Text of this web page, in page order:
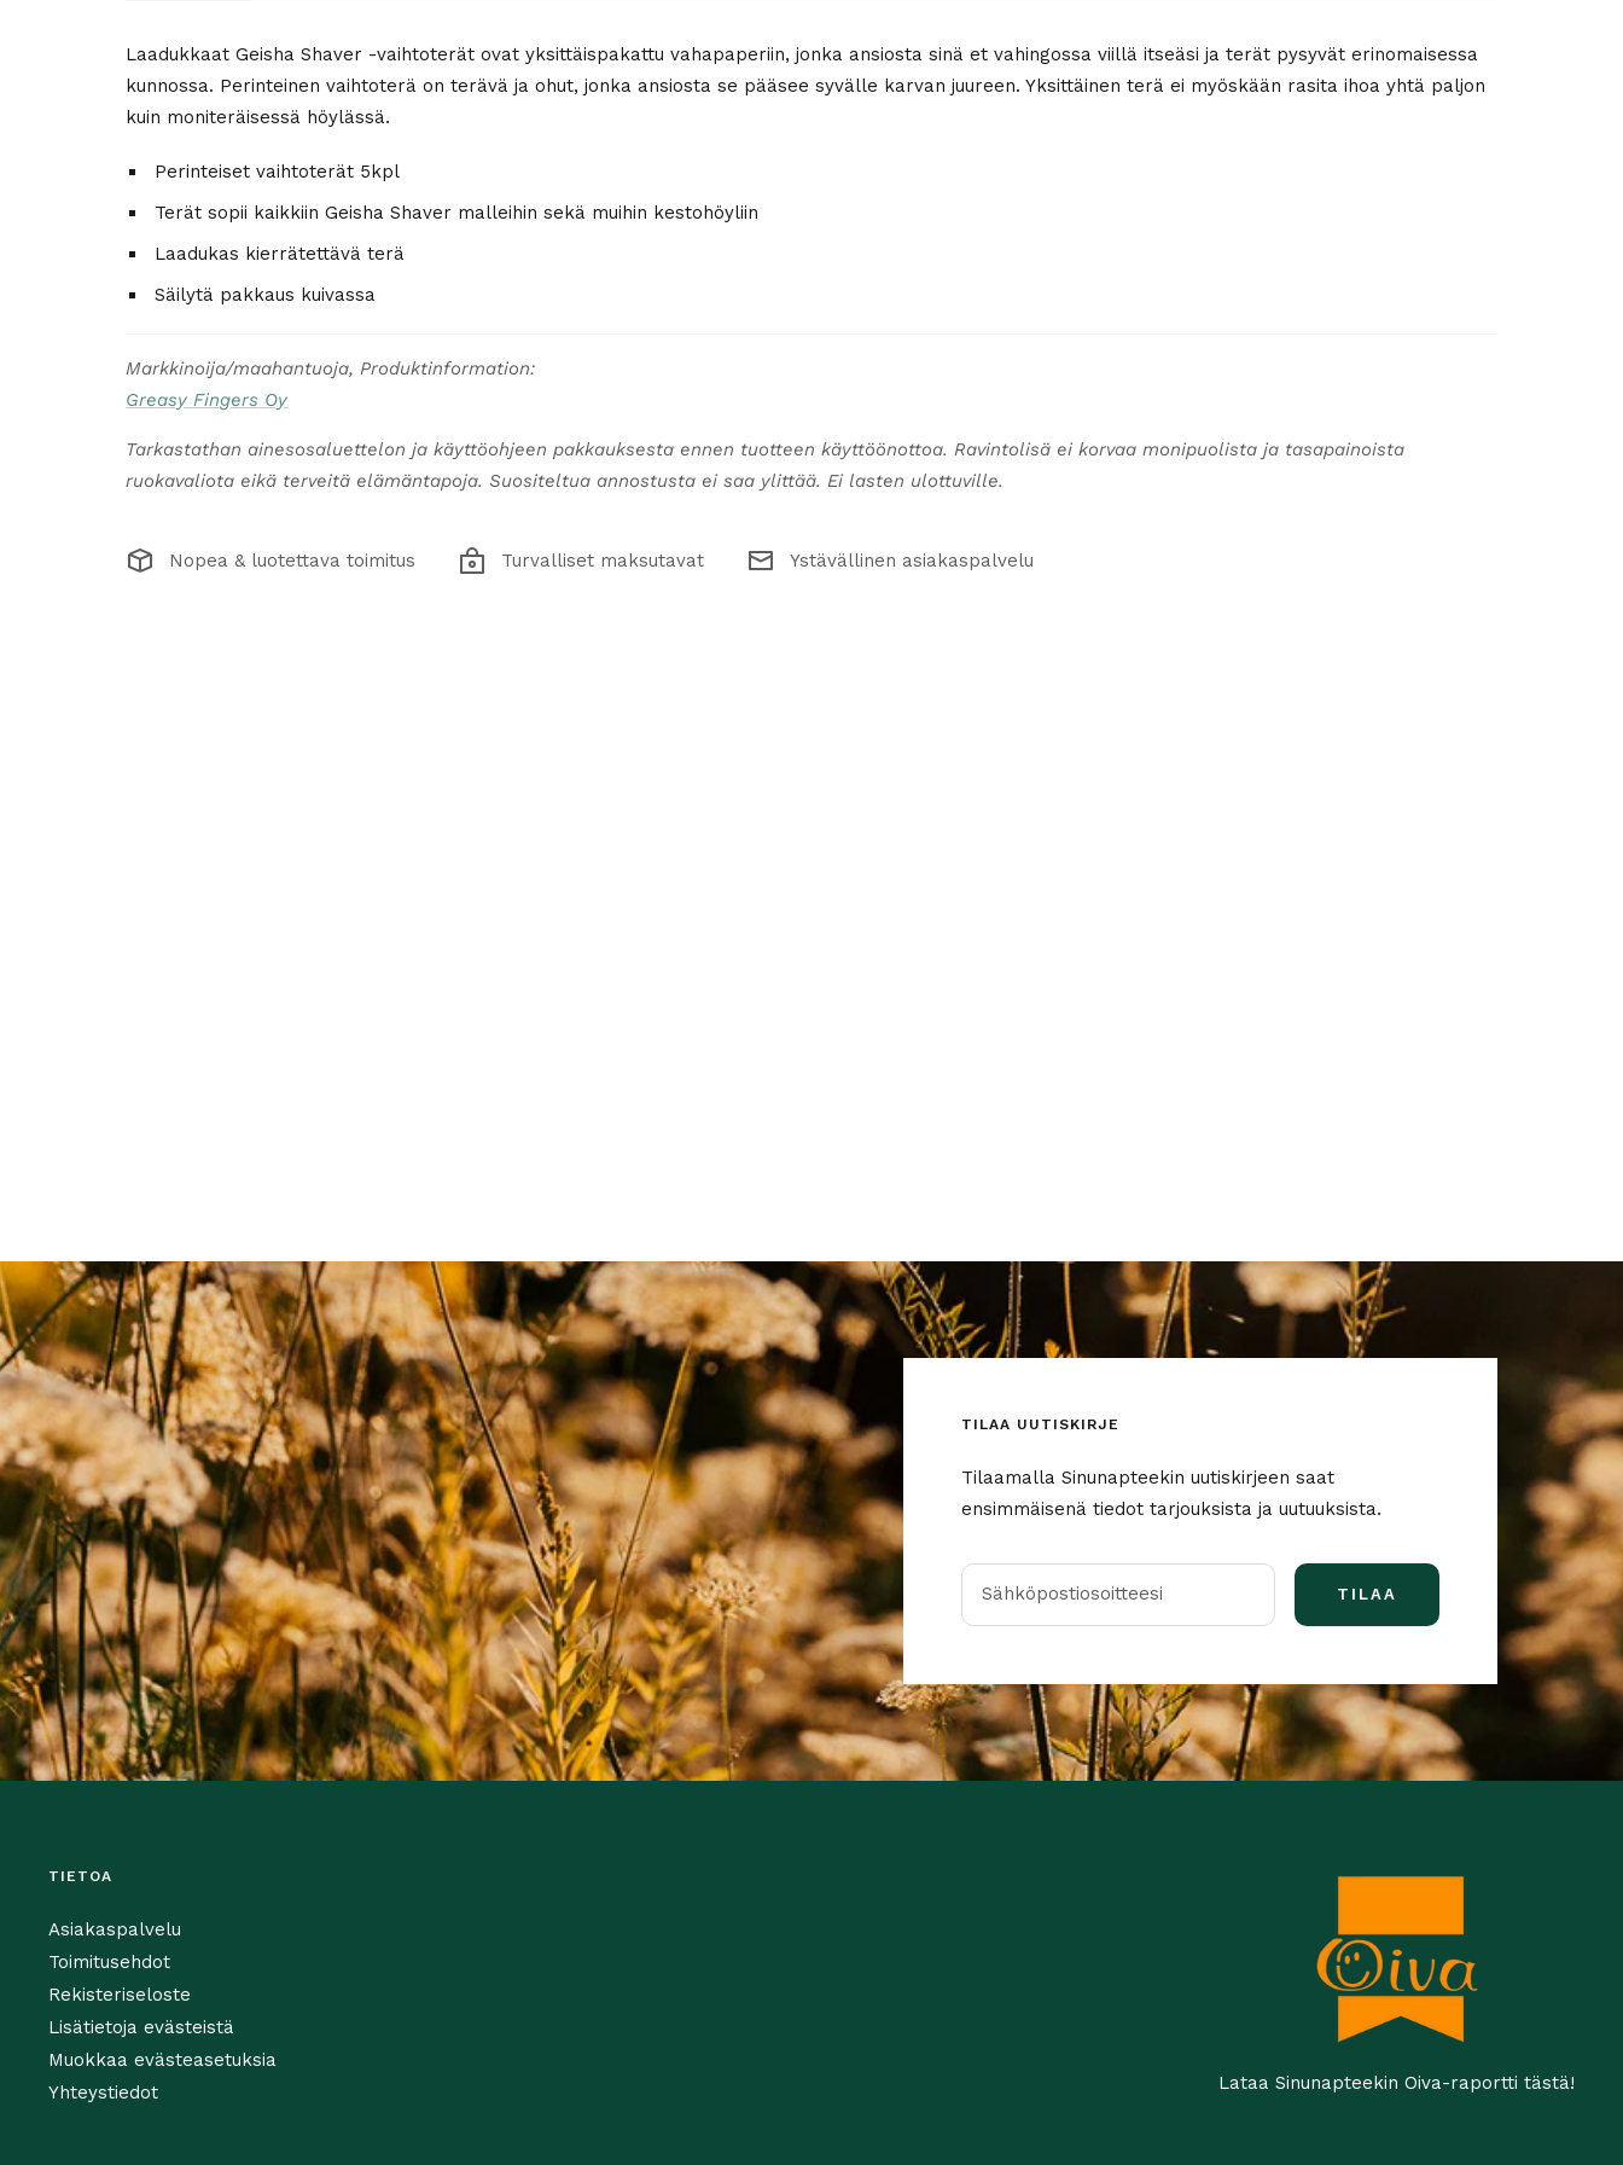
Laadukkaat Geisha Shaver -vaihtoterät ovat yksittäispakattu vahapaperiin, jonka ansiosta sinä et vahingossa viillä itseäsi ja terät pysyvät erinomaisessa
kunnossa. Perinteinen vaihtoterä on terävä ja ohut, jonka ansiosta se pääsee syvälle karvan juureen. Yksittäinen terä ei myöskään rasita ihoa yhtä paljon
kuin moniteräisessä höylässä.
Perinteiset vaihtoterät 5kpl
Terät sopii kaikkiin Geisha Shaver malleihin sekä muihin kestohöyliin
Laadukas kierrätettävä terä
Säilytä pakkaus kuivassa
Markkinoija/maahantuoja, Produktinformation:
Greasy Fingers Oy
Tarkastathan ainesosaluettelon ja käyttöohjeen pakkauksesta ennen tuotteen käyttöönottoa. Ravintolisä ei korvaa monipuolista ja tasapainoista
ruokavaliota eikä terveitä elämäntapoja. Suositeltua annostusta ei saa ylittää. Ei lasten ulottuville.
Nopea & luotettava toimitus Turvalliset maksutavat Ystävällinen asiakaspalvelu
TILAA UUTISKIRJE
Tilaamalla Sinunapteekin uutiskirjeen saat
ensimmäisenä tiedot tarjouksista ja uutuuksista.
Sähköpostiosoitteesi TILAA
TIETOA
Asiakaspalvelu
Toimitusehdot
Rekisteriseloste
Lisätietoja evästeistä
Muokkaa evästeasetuksia
Yhteystiedot
Lataa Sinunapteekin Oiva-raportti tästä!